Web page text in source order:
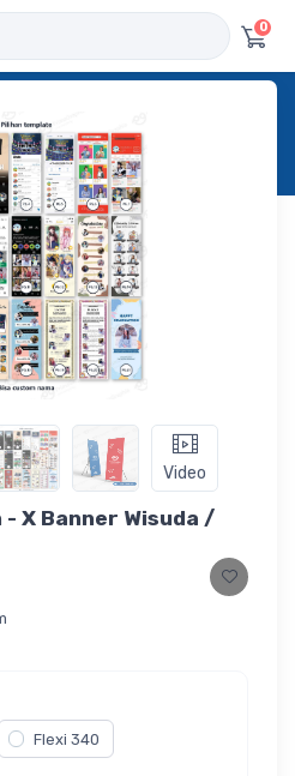
0
- X Banner Wisuda /
Video
X Banner Wisuda /
Flexi 340